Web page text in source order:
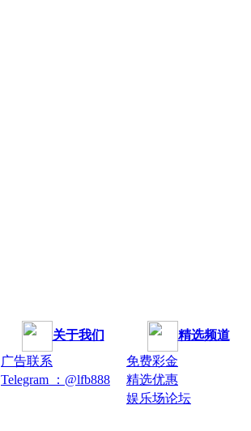
关于我们 精选频道
广告联系
免费彩金
Telegram ：@lfb888
精选优惠
娱乐场论坛